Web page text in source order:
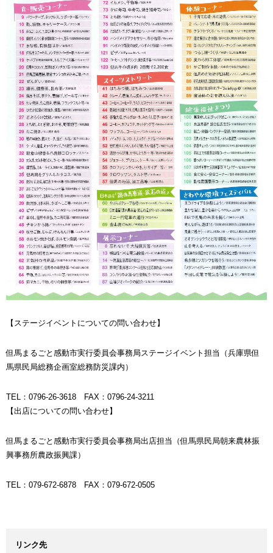
【ステージイベントについての問い合わせ】
但馬まるごと感動市実行委員会事務局ステージイベント担当（兵庫県但
馬県民局総務企画室総務防災課内）
TEL：0796-26-3618 FAX：0796-24-3211
【出店についての問い合わせ】
但馬まるごと感動市実行委員会事務局出店担当（但馬県民局朝来農林振
興事務所農政振興課）
TEL：079-672-6878 FAX：079-672-0505
リンク先